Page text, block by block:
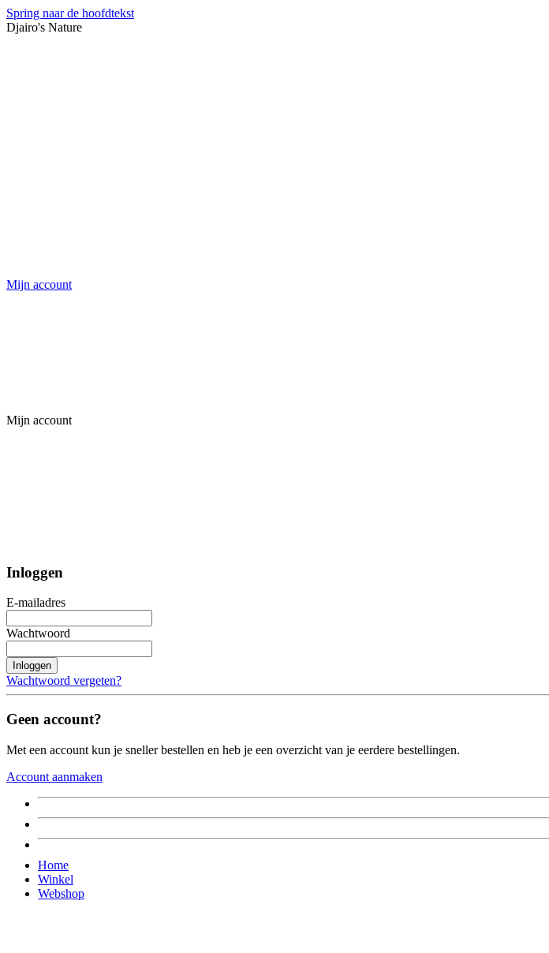
Spring naar de hoofdtekst
Djairo's Nature
Mijn account
Mijn account
Inloggen
E-mailadres
Wachtwoord
Inloggen
Wachtwoord vergeten?
Geen account?
Met een account kun je sneller bestellen en heb je een overzicht van je eerdere bestellingen.
Account aanmaken
Home
Winkel
Webshop